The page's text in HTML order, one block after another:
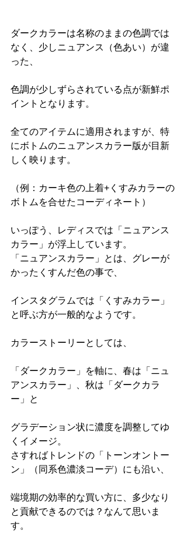
ダークカラーは名称のままの色調では
なく、少しニュアンス（色あい）が違
った、
色調が少しずらされている点が新鮮ポ
イントとなります。
全てのアイテムに適用されますが、特
にボトムのニュアンスカラー版が目新
しく映ります。
（例：カーキ色の上着+くすみカラーの
ボトムを合せたコーディネート）
いっぽう、レディスでは「ニュアンス
カラー」が浮上しています。
「ニュアンスカラー」とは、グレーが
かったくすんだ色の事で、
インスタグラムでは「くすみカラー」
と呼ぶ方が一般的なようです。
カラーストーリーとしては、
「ダークカラー」を軸に、春は「ニュ
アンスカラー」、秋は「ダークカラ
ー」と
グラデーション状に濃度を調整してゆ
くイメージ。
さすればトレンドの「トーンオントー
ン」（同系色濃淡コーデ）にも沿い、
端境期の効率的な買い方に、多少なり
と貢献できるのでは？なんて思いま
す。